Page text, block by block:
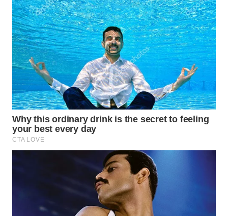
WAHANA
TRAVEL
WAHANA
TV
WAHANANEWS
ID
WAHANANEWS
CO ID
SPORT